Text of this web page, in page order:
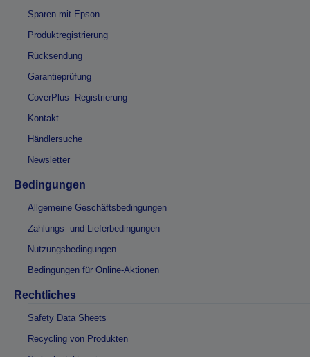
Sparen mit Epson
Produktregistrierung
Rücksendung
Garantieprüfung
CoverPlus- Registrierung
Kontakt
Händlersuche
Newsletter
Bedingungen
Allgemeine Geschäftsbedingungen
Zahlungs- und Lieferbedingungen
Nutzungsbedingungen
Bedingungen für Online-Aktionen
Rechtliches
Safety Data Sheets
Recycling von Produkten